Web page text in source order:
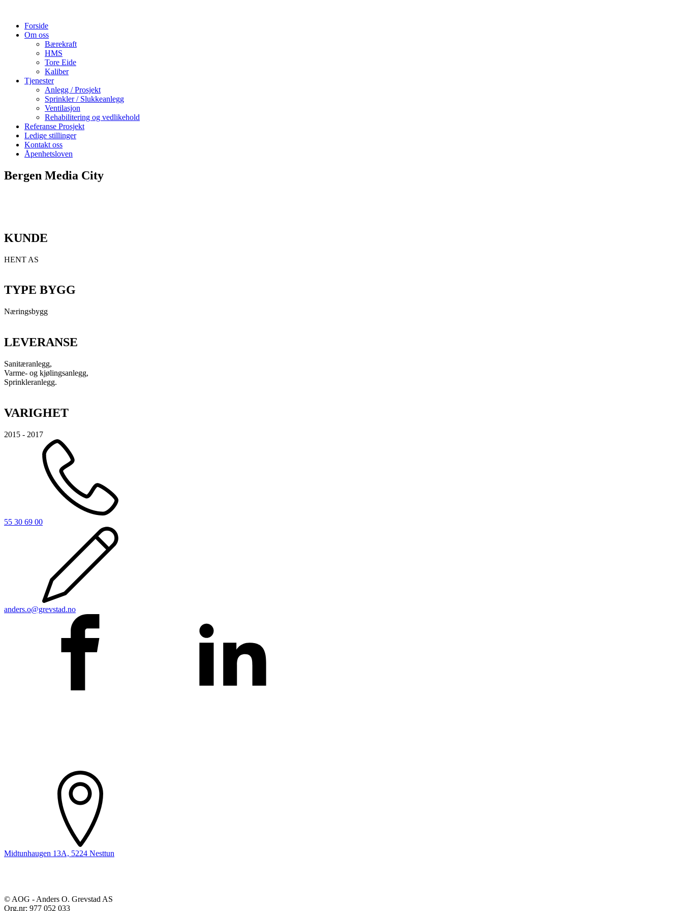
Forside
Om oss
Bærekraft
HMS
Tore Eide
Kaliber
Tjenester
Anlegg / Prosjekt
Sprinkler / Slukkeanlegg
Ventilasjon
Rehabilitering og vedlikehold
Referanse Prosjekt
Ledige stillinger
Kontakt oss
Åpenhetsloven
Bergen Media City
KUNDE
HENT AS
TYPE BYGG
Næringsbygg
LEVERANSE
Sanitæranlegg,
Varme- og kjølingsanlegg,
Sprinkleranlegg.
VARIGHET
2015 - 2017
55 30 69 00
anders.o@grevstad.no
Midtunhaugen 13A, 5224 Nesttun
© AOG - Anders O. Grevstad AS
Org.nr: 977 052 033